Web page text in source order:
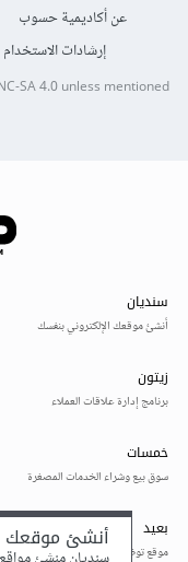
عن أكاديمية حسوب
إرشادات الاستخدام
SA 4.0unless mentioned